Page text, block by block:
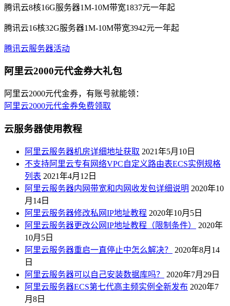
腾讯云8核16G服务器1M-10M带宽1837元一年起
腾讯云16核32G服务器1M-10M带宽3942元一年起
腾讯云服务器活动
阿里云2000元代金券大礼包
阿里云2000元代金券，有账号就能领：
阿里云2000元代金券免费领取
云服务器使用教程
阿里云服务器机房详细地址获取 2021年5月10日
不支持阿里云专有网络VPC自定义路由表ECS实例规格
列表 2021年4月12日
阿里云服务器内网带宽和内网收发包详细说明 2020年10
月14日
阿里云服务器修改私网IP地址教程 2020年10月5日
阿里云服务器更改公网IP地址教程（限制条件）
2020年
10月5日
阿里云服务器重启一直停止中怎么解决？
2020年8月14
日
阿里云服务器可以自己安装数据库吗？
2020年7月29日
阿里云服务器ECS第七代高主频实例全新发布 2020年7
月8日